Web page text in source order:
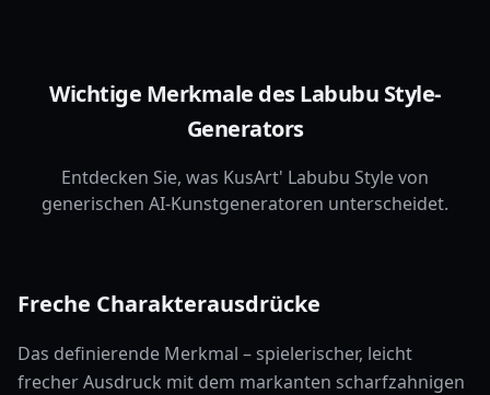
Wichtige Merkmale des Labubu Style-
Generators
Entdecken Sie, was KusArt' Labubu Style von
generischen AI-Kunstgeneratoren unterscheidet.
Freche Charakterausdrücke
Das definierende Merkmal – spielerischer, leicht
frecher Ausdruck mit dem markanten scharfzahnigen